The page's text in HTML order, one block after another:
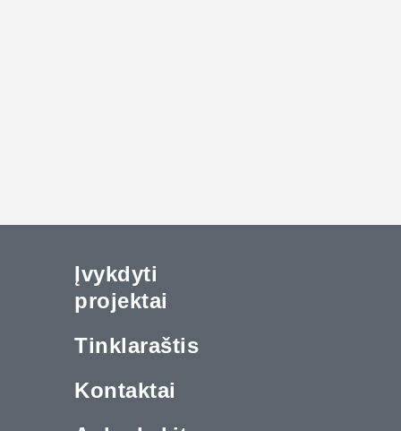
Įvykdyti
projektai
Tinklaraštis
Kontaktai